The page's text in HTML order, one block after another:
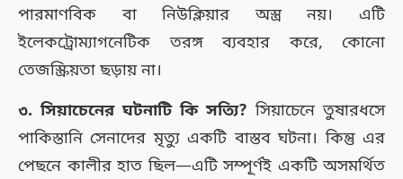
পারমাণবিক বা নিউক্লিয়ার অস্ত্র নয়। এটি
ইলেকট্রোম্যাগনেটিক তরঙ্গ ব্যবহার করে, কোনো
তেজস্ক্রিয়তা ছড়ায় না।
৩. সিয়াচেনের ঘটনাটি কি সত্যি? সিয়াচেনে তুষারধসে
পাকিস্তানি সেনাদের মৃত্যু একটি বাস্তব ঘটনা। কিন্তু এর
পেছনে কালীর হাত ছিল—এটি সম্পূর্ণই একটি অসমর্থিত